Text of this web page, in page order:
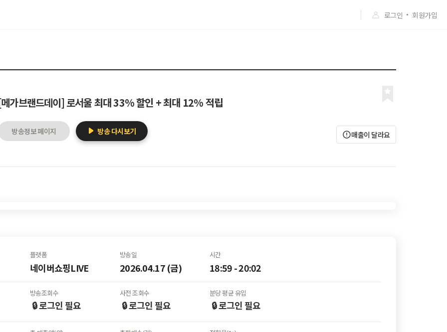
로그인 회원가입
가브랜드데이] 로서울 최대 33% 할인 + 최대 12% 적립
방송정보 페이지 방송 다시보기 매출이 달라요
플랫폼
네이버쇼핑LIVE
방송일
2026.04.17 (금)
시간
18:59 - 20:02
방송조회수
🔒 로그인 필요
사전 조회수
🔒 로그인 필요
분당 평균 유입
🔒 로그인 필요